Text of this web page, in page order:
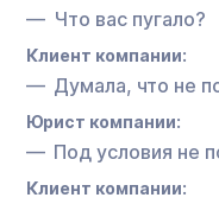
Что вас пугало?
Клиент компании:
Думала, что не
Юрист компании:
Под условия не
Клиент компании: